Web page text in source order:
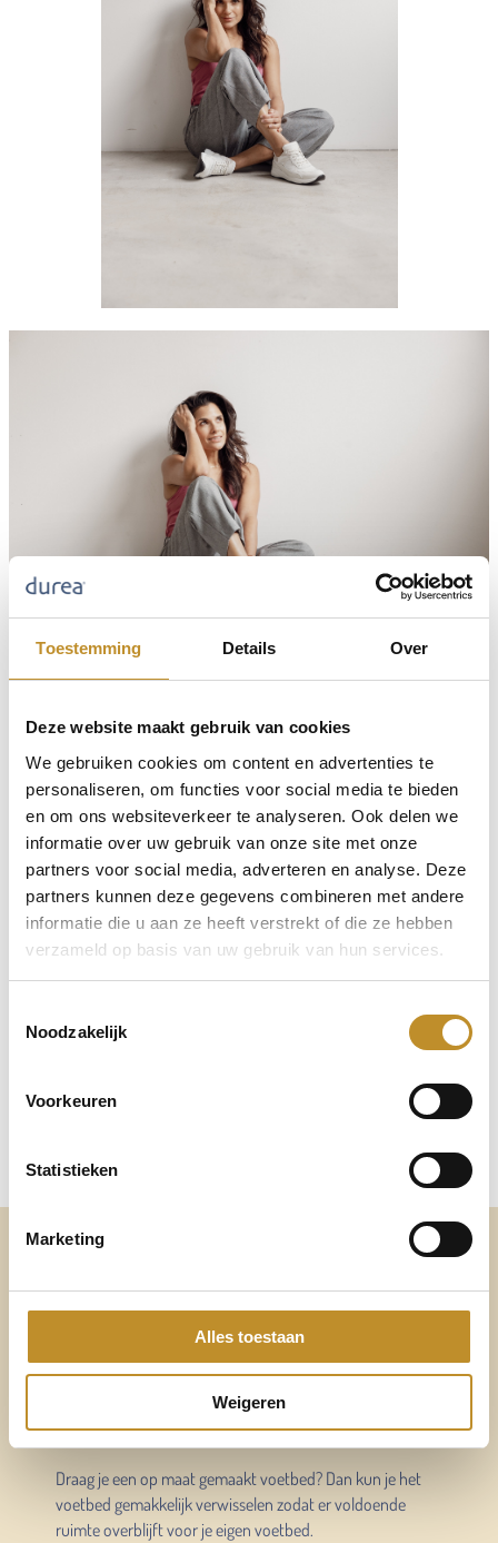
Toestemming Details Over
Deze website maakt gebruik van cookies
We gebruiken cookies om content en advertenties te
personaliseren, om functies voor social media te bieden
en om ons websiteverkeer te analyseren. Ook delen we
informatie over uw gebruik van onze site met onze
partners voor social media, adverteren en analyse. Deze
partners kunnen deze gegevens combineren met andere
informatie die u aan ze heeft verstrekt of die ze hebben
verzameld op basis van uw gebruik van hun services.
Noodzakelijk
Voorkeuren
Statistieken
Marketing
Alles toestaan
Weigeren
Altijd voldoende ruimte
voor mijn eigen voetbed
Verwisselbaar voetbed
Al onze schoenen en sandalen hebben een verwisselbaar
ergonomisch gevormd voetbed.
Draag je een op maat gemaakt voetbed? Dan kun je het
voetbed gemakkelijk verwisselen zodat er voldoende
ruimte overblijft voor je eigen voetbed.